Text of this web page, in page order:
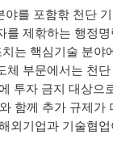
야를 포함핚 천단
를 제핚하는 행정명
는 핵심기술 분야
체 부문에서는 천단
투자 금지 대상으
함께 추가 규제가
외기업과 기술협